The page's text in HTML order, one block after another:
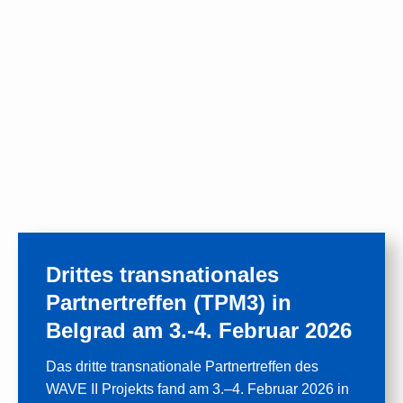
Drittes transnationales
Partnertreffen (TPM3) in
Belgrad am 3.-4. Februar 2026
Das dritte transnationale Partnertreffen des
WAVE II Projekts fand am 3.–4. Februar 2026 in